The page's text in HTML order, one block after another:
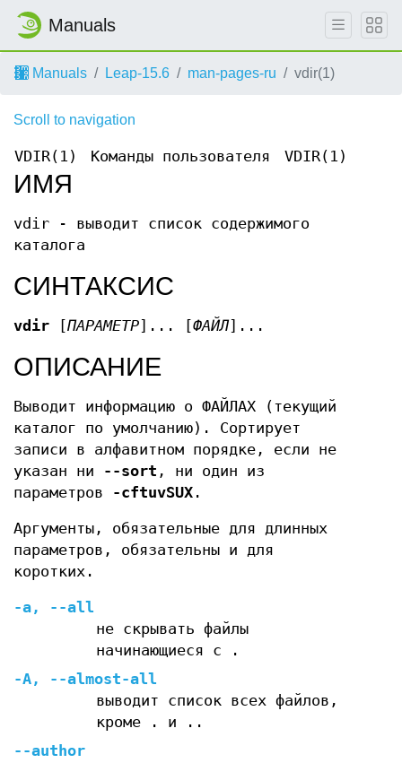
Manuals
Manuals Leap-15.6 man-pages-ru vdir(1)
Scroll to navigation
VDIR(1) Команды пользователя VDIR(1)
ИМЯ
vdir - выводит список содержимого
каталога
СИНТАКСИС
vdir [ПАРАМЕТР]... [ФАЙЛ]...
ОПИСАНИЕ
Выводит информацию о ФАЙЛАХ (текущий
каталог по умолчанию). Сортирует
записи в алфавитном порядке, если не
указан ни
--sort , ни один из
параметров
-cftuvSUX .
Аргументы, обязательные для длинных
параметров, обязательны и для
коротких.
-a,
--all
не скрывать файлы
начинающиеся с .
-A,
--almost-all
выводит список всех файлов,
кроме . и ..
--author